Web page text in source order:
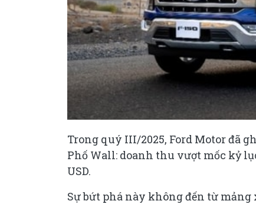
Trong quý III/2025, Ford Motor đã
Phố Wall: doanh thu vượt mốc kỷ
USD.
Sự bứt phá này không đến từ